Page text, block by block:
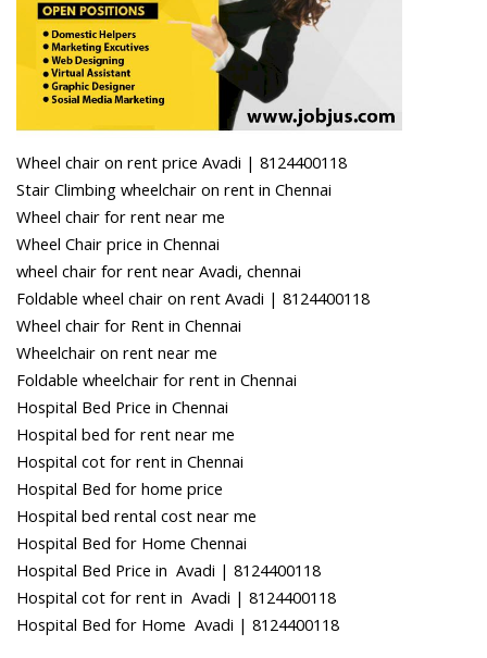
Wheel chair on rent price Avadi | 8124400118
Stair Climbing wheelchair on rent in Chennai
Wheel chair for rent near me
Wheel Chair price in Chennai
wheel chair for rent near Avadi, chennai
Foldable wheel chair on rent Avadi | 8124400118
Wheel chair for Rent in Chennai
Wheelchair on rent near me
Foldable wheelchair for rent in Chennai
Hospital Bed Price in Chennai
Hospital bed for rent near me
Hospital cot for rent in Chennai
Hospital Bed for home price
Hospital bed rental cost near me
Hospital Bed for Home Chennai
Hospital Bed Price in Avadi | 8124400118
Hospital cot for rent in Avadi | 8124400118
Hospital Bed for Home Avadi | 8124400118